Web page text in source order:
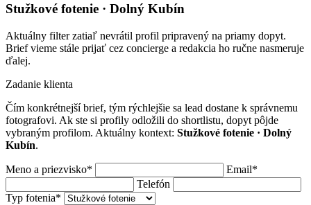
Stužkové fotenie · Dolný Kubín
Aktuálny filter zatiaľ nevrátil profil pripravený na priamy dopyt.
Brief vieme stále prijať cez concierge a redakcia ho ručne nasmeruje
ďalej.
Zadanie klienta
Čím konkrétnejší brief, tým rýchlejšie sa lead dostane k správnemu
fotografovi. Ak ste si profily odložili do shortlistu, dopyt pôjde
vybraným profilom. Aktuálny kontext: Stužkové fotenie · Dolný
Kubín.
Meno a priezvisko*
Email*
Telefón
Typ fotenia*